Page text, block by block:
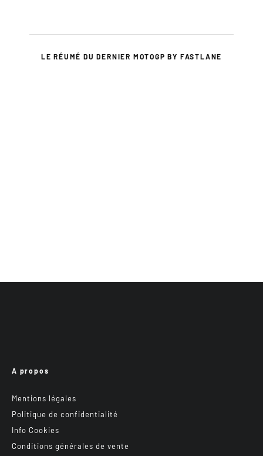
LE RÉUMÉ DU DERNIER MOTOGP BY FASTLANE
A propos
Mentions légales
Politique de confidentialité
Info Cookies
Conditions générales de vente